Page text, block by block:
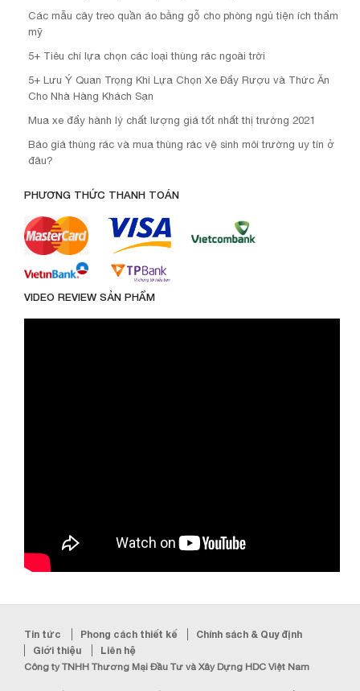
Các mẫu cây treo quần áo bằng gỗ cho phòng ngủ tiện ích thẩm
mỹ
5+ Tiêu chí lựa chọn các loại thùng rác ngoài trời
5+ Lưu Ý Quan Trọng Khi Lựa Chọn Xe Đẩy Rượu và Thức Ăn
Cho Nhà Hàng Khách Sạn
Mua xe đẩy hành lý chất lượng giá tốt nhất thị trường 2021
Báo giá thùng rác và mua thùng rác vệ sinh môi trường uy tín ở
đâu?
PHƯƠNG THỨC THANH TOÁN
VIDEO REVIEW SẢN PHẨM
Tin tức Phong cách thiết kế
Chính sách & Quy định
Giới thiệu
Liên hệ
Công ty TNHH Thương Mại Đầu Tư và Xây Dựng HDC Việt Nam